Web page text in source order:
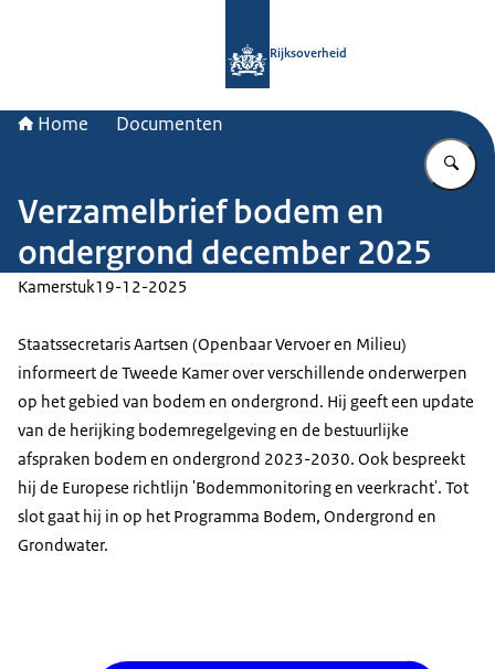
Rijksoverheid
Home Documenten
Verzamelbrief bodem en
ondergrond december 2025
Kamerstuk19-12-2025
Staatssecretaris Aartsen (Openbaar Vervoer en Milieu)
informeert de Tweede Kamer over verschillende onderwerpen
op het gebied van bodem en ondergrond. Hij geeft een update
van de herijking bodemregelgeving en de bestuurlijke
afspraken bodem en ondergrond 2023-2030. Ook bespreekt
hij de Europese richtlijn 'Bodemmonitoring en veerkracht'. Tot
slot gaat hij in op het Programma Bodem, Ondergrond en
Grondwater.